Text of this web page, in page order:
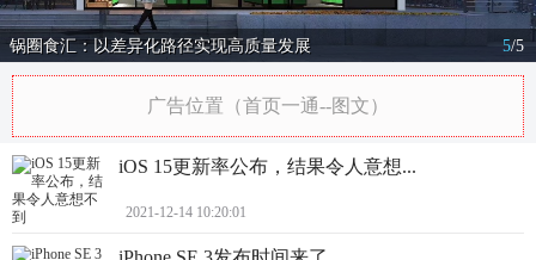
锅圈食汇：以差异化路径实现高质量发展 5/5
广告位置（首页一通--图文）
iOS 15更新率公布，结果令人意想...
2021-12-14 10:20:01